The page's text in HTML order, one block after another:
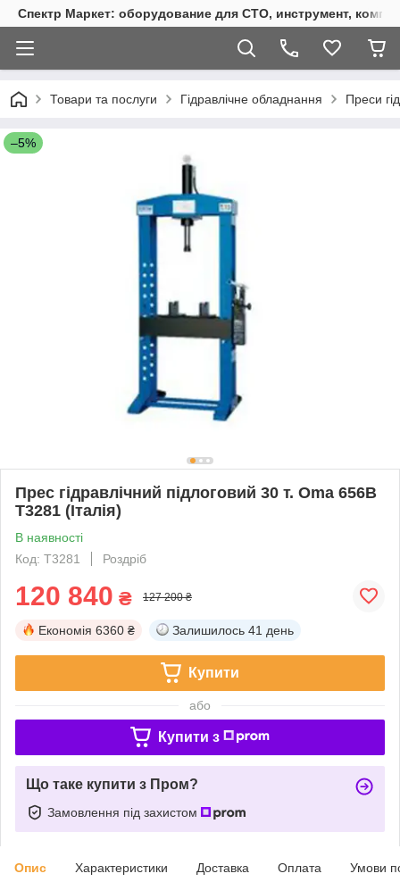
Спектр Маркет: оборудование для СТО, инструмент,
Товари та послуги Гідравлічне обладнання Преси
–5%
Прес гідравлічний підлоговий 30 т. Oma 656B
T3281 (Італія)
В наявності
Код: T3281
Роздріб
120 840 ₴ 127 200 ₴
Економія 6360 ₴ Залишилось 41 день
Купити
або
Купити з
Що таке купити з Пром?
Замовлення під захистом
Опис Характеристики Доставка Оплата Умови